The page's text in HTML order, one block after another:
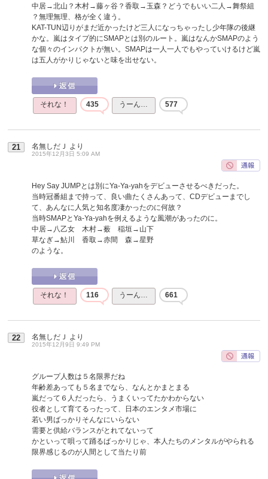
中居→北山？木村→藤ヶ谷？香取→玉森？どうでもいい二人→舞祭組
？無理無理、格が全く違う。
KAT-TUN辺りがまだ近かったけど三人になっちゃったし少年隊の後継
かな。嵐はタイプ的にSMAPとは別のルート。嵐はなんかSMAPのよう
な個々のインパクトが無い。SMAPは一人一人でもやっていけるけど嵐
は五人がかりじゃないと味を出せない。
それな！ 435 うーん… 577
21 名無しだＪ より
2015年12月3日 5:09 AM
Hey Say JUMPとは別にYa-Ya-yahをデビューさせるべきだった。
当時冠番組まで持って、良い曲たくさんあって、CDデビューまでし
て、あんなに人気と知名度凄かったのに何故？
当時SMAPとYa-Ya-yahを例えるような風潮があったのに。
中居→八乙女 木村→薮 稲垣→山下
草なぎ→鮎川 香取→赤間 森→星野
のような。
それな！ 116 うーん… 661
22 名無しだＪ より
2015年12月9日 9:49 PM
グループ人数は５名限界だね
年齢差あっても５名までなら、なんとかまとまる
嵐だって６人だったら、うまくいってたかわからない
役者として育てるったって、日本のエンタメ市場に
若い男ばっかりそんなにいらない
需要と供給バランスがとれてないって
かといって唄って踊るばっかりじゃ、本人たちのメンタルがやられる
限界感じるのが人間として当たり前